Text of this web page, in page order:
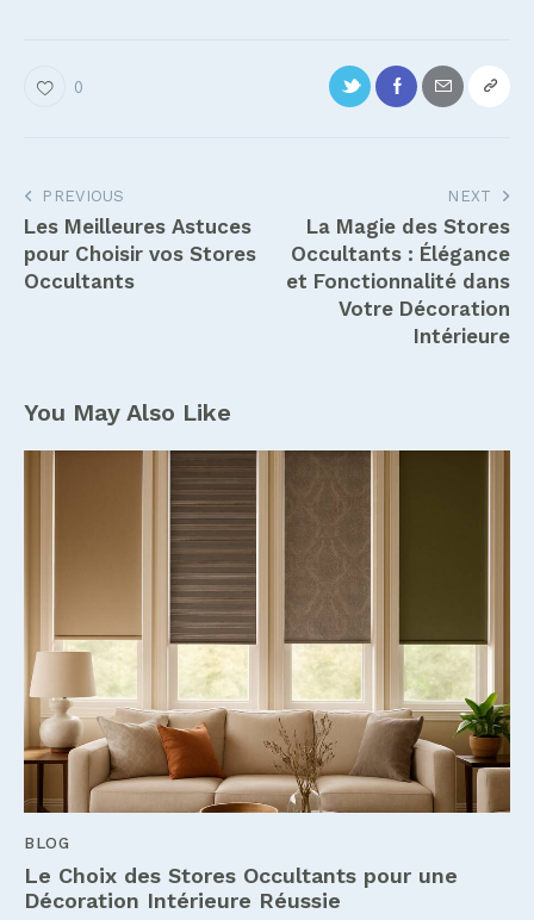
0
Navigation
de
l’article
PREVIOUS
Les Meilleures Astuces
pour Choisir vos Stores
Occultants
NEXT
La Magie des Stores
Occultants : Élégance
et Fonctionnalité dans
Votre Décoration
Intérieure
You May Also Like
BLOG
Le Choix des Stores Occultants pour une
Décoration Intérieure Réussie